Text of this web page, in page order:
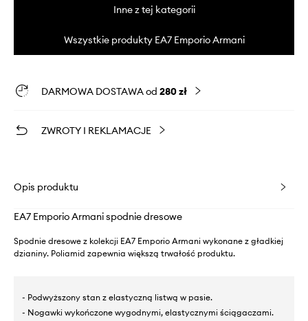
Inne z tej kategorii
Wszystkie produkty EA7 Emporio Armani
DARMOWA DOSTAWA od 280 zł
ZWROTY I REKLAMACJE
Opis produktu
EA7 Emporio Armani spodnie dresowe
Spodnie dresowe z kolekcji EA7 Emporio Armani wykonane z gładkiej
dzianiny. Poliamid zapewnia większą trwałość produktu.
- Podwyższony stan z elastyczną listwą w pasie.
- Nogawki wykończone wygodnymi, elastycznymi ściągaczami.